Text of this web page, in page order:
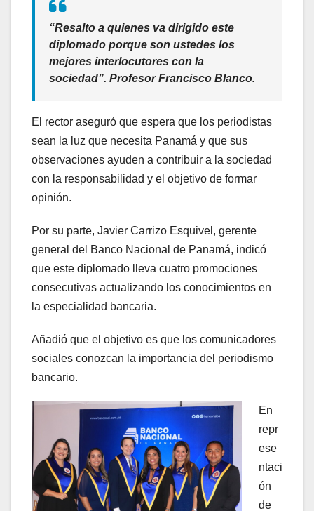
“Resalto a quienes va dirigido este
diplomado porque son ustedes los
mejores interlocutores con la
sociedad”. Profesor Francisco Blanco.
El rector aseguró que espera que los periodistas
sean la luz que necesita Panamá y que sus
observaciones ayuden a contribuir a la sociedad
con la responsabilidad y el objetivo de formar
opinión.
Por su parte, Javier Carrizo Esquivel, gerente
general del Banco Nacional de Panamá, indicó
que este diplomado lleva cuatro promociones
consecutivas actualizando los conocimientos en
la especialidad bancaria.
Añadió que el objetivo es que los comunicadores
sociales conozcan la importancia del periodismo
bancario.
En
repr
ese
ntaci
ón
de